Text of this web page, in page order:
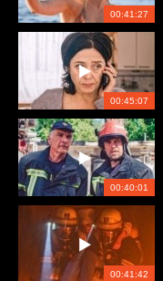
00:41:27
00:45:07
00:40:01
00:41:42